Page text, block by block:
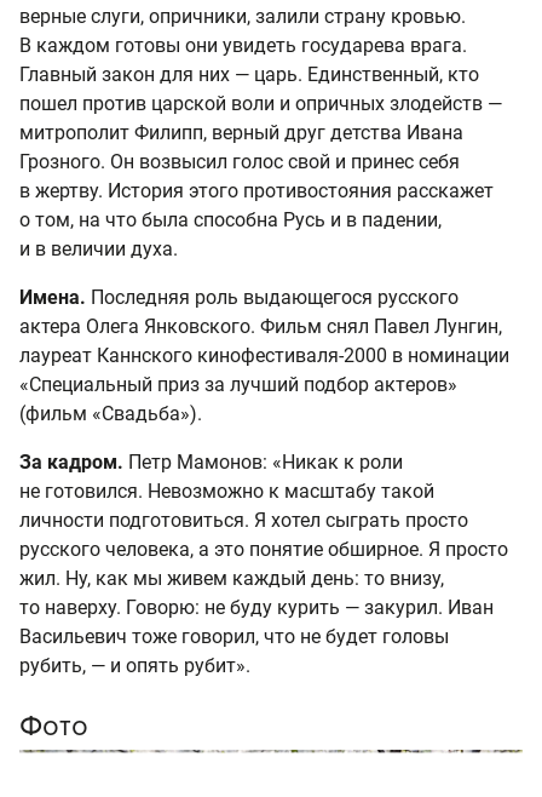
верные слуги, опричники, залили страну кровью.
В каждом готовы они увидеть государева врага.
Главный закон для них — царь. Единственный, кто
пошел против царской воли и опричных злодейств —
митрополит Филипп, верный друг детства Ивана
Грозного. Он возвысил голос свой и принес себя
в жертву. История этого противостояния расскажет
о том, на что была способна Русь и в падении,
и в величии духа.
Имена. Последняя роль выдающегося русского
актера Олега Янковского. Фильм снял Павел Лунгин,
лауреат Каннского кинофестиваля-2000 в номинации
«Специальный приз за лучший подбор актeров»
(фильм «Свадьба»).
За кадром. Петр Мамонов: «Никак к роли
не готовился. Невозможно к масштабу такой
личности подготовиться. Я хотел сыграть просто
русского человека, а это понятие обширное. Я просто
жил. Ну, как мы живем каждый день: то внизу,
то наверху. Говорю: не буду курить — закурил. Иван
Васильевич тоже говорил, что не будет головы
рубить, — и опять рубит».
Фото